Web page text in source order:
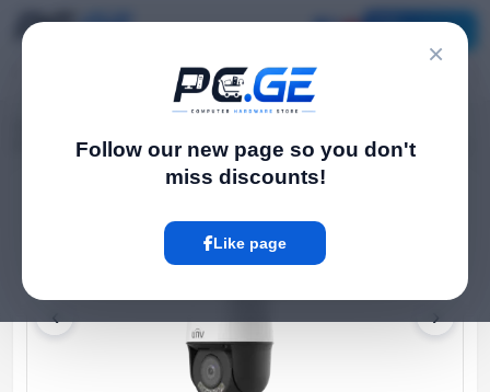
×
Follow our new page so you don't
miss discounts!
Like page
IP Camera - 4მპ, Dome, PTZ, 5x, SD, Mic, IR40, Tri-Guard, Wise-ISP, Uniview
‹ ›